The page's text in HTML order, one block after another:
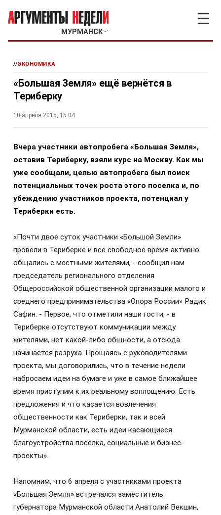
МУРМАНСК﹀
☰
//ЭКОНОМИКА
«Большая Земля» ещё вернётся в
Териберку
10 апреля 2015, 15:04
Вчера участники автопробега «Большая Земля»,
оставив Териберку, взяли курс на Москву. Как мы
уже сообщали, целью автопробега был поиск
потенциальных точек роста этого поселка и, по
убеждению участников проекта, потенциал у
Териберки есть.
«Почти двое суток участники «Большой Земли»
провели в Териберке и все свободное время активно
общались с местными жителями, - сообщил нам
председатель регионального отделения
Общероссийской общественной организации малого и
среднего предпринимательства «Опора России» Радик
Сафин. - Первое, что отметили наши гости, - в
Териберке отсутствуют коммуникации между
жителями, нет какой-либо общности, а отсюда
начинается разруха. Прощаясь с руководителями
проекта, мы договорились, что в течение недели
набросаем идеи на бумаге и уже в самое ближайшее
время приступим к их реальному воплощению. Есть
предложения и что касается вовлечения
общественности как Териберки, так и всей
Мурманской области, есть идеи касающиеся
благоустройства поселка, социальные и бизнес-
проекты».
Напомним, что 6 апреля с участниками проекта
«Большая Земля» встречался заместитель
губернатора Мурманской области Анатолий Векшин,